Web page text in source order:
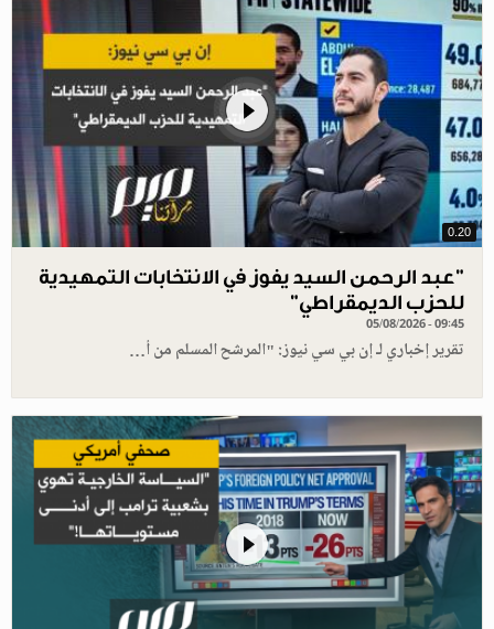
0.20
"عبد الرحمن السيد يفوز في الانتخابات التمهيدية
للحزب الديمقراطي"
05/08/2026 - 09:45
تقرير إخباري لـ إن بي سي نيوز: "المرشح المسلم من أ…